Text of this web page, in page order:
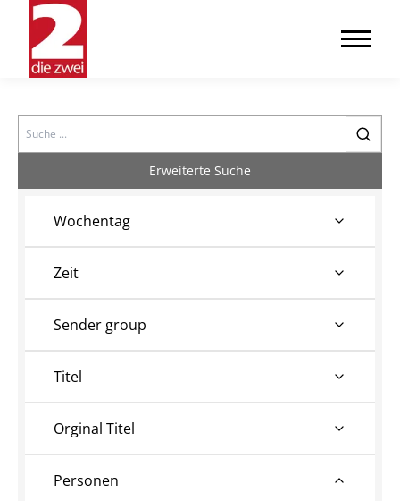
Search
Erweiterte Suche
Wochentag
Zeit
Sender group
Titel
Orginal Titel
Personen